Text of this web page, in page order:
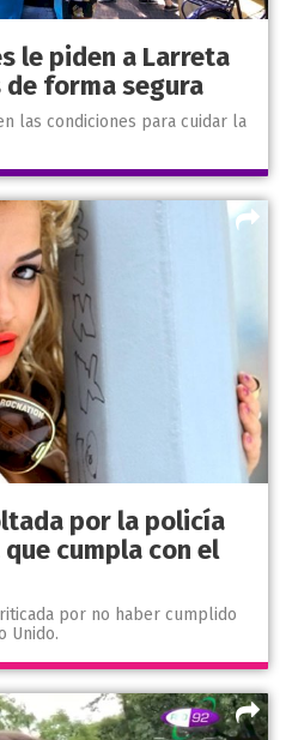
le piden a Larreta
forma segura
las condiciones para cuidar la
por la policía
cumpla con el
por no haber cumplido
Unido.